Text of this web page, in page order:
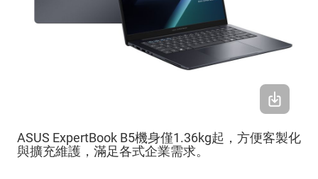
ASUS ExpertBook B5機身僅1.36kg起，方便客製化
與擴充維護，滿足各式企業需求。